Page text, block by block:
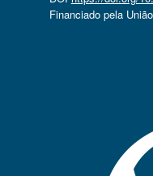
Financiado pela